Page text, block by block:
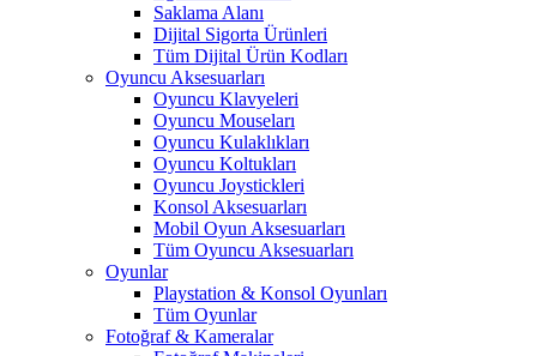
Saklama Alanı
Dijital Sigorta Ürünleri
Tüm Dijital Ürün Kodları
Oyuncu Aksesuarları
Oyuncu Klavyeleri
Oyuncu Mouseları
Oyuncu Kulaklıkları
Oyuncu Koltukları
Oyuncu Joystickleri
Konsol Aksesuarları
Mobil Oyun Aksesuarları
Tüm Oyuncu Aksesuarları
Oyunlar
Playstation & Konsol Oyunları
Tüm Oyunlar
Fotoğraf & Kameralar